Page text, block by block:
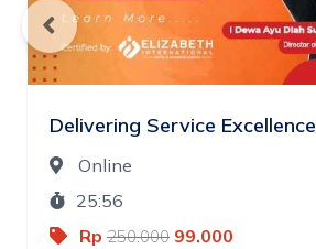
Delivering Service Excellence
Online
25:56
Rp 250.000 99.000